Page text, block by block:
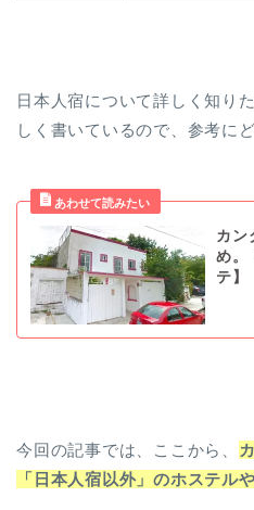
日本人宿について詳しく知り
しく書いているので、参考に
カン
め。
テ】
今回の記事では、ここから、
「日本人宿以外」のホステル